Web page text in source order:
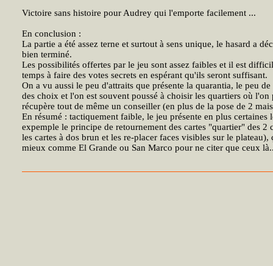
Victoire sans histoire pour Audrey qui l'emporte facilement ...
En conclusion :
La partie a été assez terne et surtout à sens unique, le hasard a
bien terminé.
Les possibilités offertes par le jeu sont assez faibles et il est
temps à faire des votes secrets en espérant qu'ils seront suffisant.
On a vu aussi le peu d'attraits que présente la quarantia, le peu
des choix et l'on est souvent poussé à choisir les quartiers où
récupère tout de même un conseiller (en plus de la pose de 2
En résumé : tactiquement faible, le jeu présente en plus
expemple le principe de retournement des cartes "quartier" des
les cartes à dos brun et les re-placer faces visibles sur le
mieux comme El Grande ou San Marco pour ne citer que ceux